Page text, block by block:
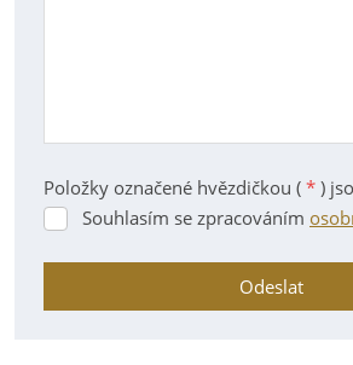
Položky označené hvězdičkou ( * )
Souhlasím
zpracováním
Souhlasím se zpracováním
Odeslat